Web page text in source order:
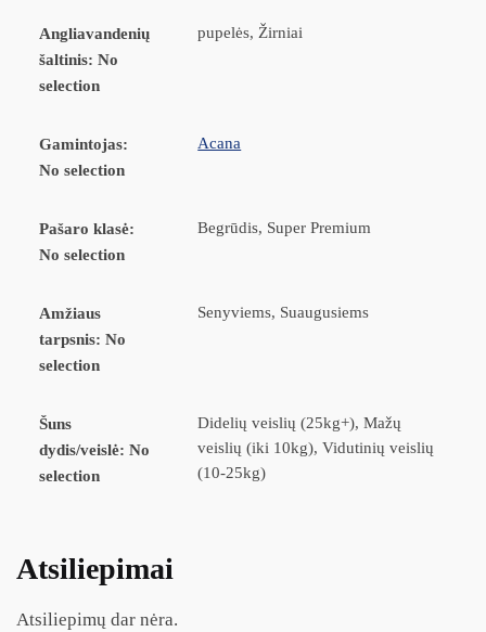
Angliavandenių
šaltinis: No
selection
pupelės, Žirniai
Gamintojas:
No selection
Acana
Pašaro klasė:
No selection
Begrūdis, Super Premium
Amžiaus
tarpsnis: No
selection
Senyviems, Suaugusiems
Šuns
dydis/veislė: No
selection
Didelių veislių (25kg+), Mažų
veislių (iki 10kg), Vidutinių veislių
(10-25kg)
Atsiliepimai
Atsiliepimų dar nėra.